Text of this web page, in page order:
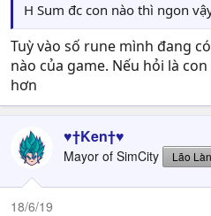
H Sum đc con nào thì ngon
Tuỳ vào số rune mình đang
nào của game. Nếu hỏi là
hơn
♥†Ken†♥
Mayor of SimCity Lão
18/6/19